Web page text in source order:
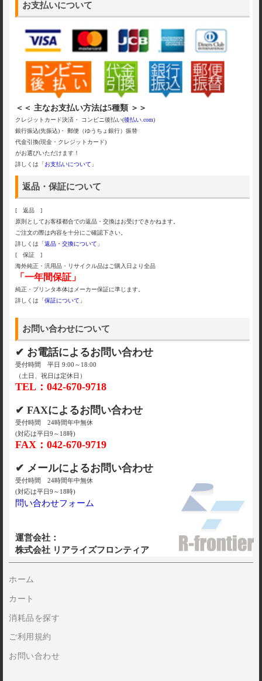
お支払いについて
＜＜ 主なお支払い方法は5種類 ＞＞
クレジットカード決済・ コンビニ後払い(後払い.com)
銀行振込(先振込)・ 郵便（ゆうちょ銀行）振替
代金引換(現金・クレジットカード)
がお選びいただけます！
詳しくは「お支払いについて 」
返品・保証について
[ 返品 ]
原則としてお客様都合での返品・交換はお受けできかねます。
ご注文の際は内容を十分にご確認下さい。
詳しくは「返品・交換について 」
[ 保証 ]
海外純正・汎用品・リサイクル品はご購入日より全品
「一年間保証」
純正・プリンタ本体はメーカー保証に準じます。
詳しくは「保証について 」
お問い合わせについて
✔ お電話によるお問い合わせ
受付時間 平日 9:00～18:00
（土日、祝日は定休日）
TEL：042-670-9718
✔ FAXによるお問い合わせ
受付時間 24時間年中無休
(対応は平日9～18時)
FAX：042-670-9719
✔ メールによるお問い合わせ
受付時間 24時間年中無休
(対応は平日9～18時)
問い合わせフォーム
運営会社：
株式会社 リアライズフロンティア
ホーム
カート
消耗品を探す
ご利用規約
お問い合わせ